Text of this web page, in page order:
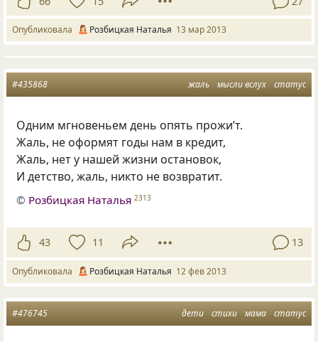
Опубликовала Розбицкая Наталья 13 мар 2013
жаль мысли вслух статус
#435868
Одним мгновеньем день опять прожи’т.
Жаль, не оформят годы нам в кредит,
Жаль, нет у нашей жизни остановок,
И детство, жаль, никто не возвратит.
© Розбицкая Наталья 2313
43 11 13
Опубликовала Розбицкая Наталья 12 фев 2013
дети стихи мама статус
#476745